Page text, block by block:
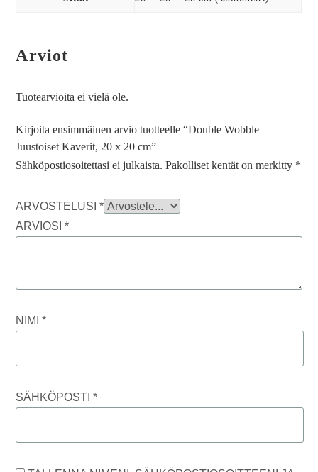
Arviot
Tuotearvioita ei vielä ole.
Kirjoita ensimmäinen arvio tuotteelle “Double Wobble
Juustoiset Kaverit, 20 x 20 cm”
Sähköpostiosoitettasi ei julkaista. Pakolliset kentät on merkitty *
ARVOSTELUSI*
ARVIOSI*
NIMI*
SÄHKÖPOSTI*